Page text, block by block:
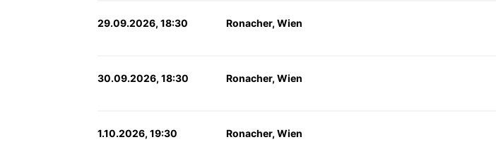
29.09.2026, 18:30 Ronacher, Wien
30.09.2026, 18:30 Ronacher, Wien
1.10.2026, 19:30 Ronacher, Wien